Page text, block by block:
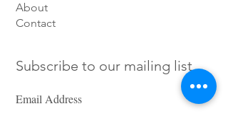
About
Contact
Subscribe to our mailing list